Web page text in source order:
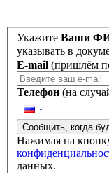
Укажите Ваши
указывать в
E-mail (пришлём
Телефон (на
Сообщить, когда
Нажимая на
данных.